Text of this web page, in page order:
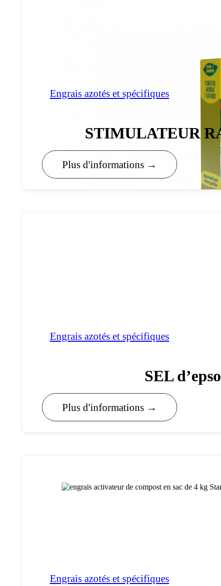
Engrais azotés et spécifiques
STIMULATEUR
Plus d'informations →
Engrais azotés et spécifiques
SEL
Plus d'informations →
Engrais azotés et spécifiques